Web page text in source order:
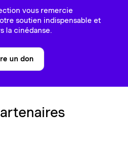
vous remercie
soutien indispensable et
la cinédanse.
un don